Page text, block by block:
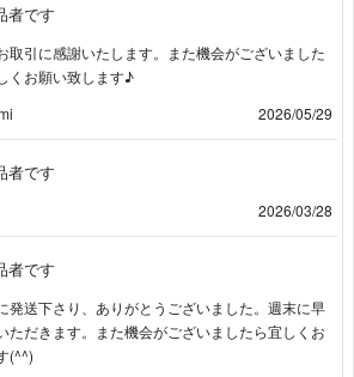
者です
取引に感謝いたします。また機会がございました
くお願い致します♪
2026/05/29
者です
2026/03/28
者です
発送下さり、ありがとうございました。週末に早
ただきます。また機会がございましたら宜しくお
(^^)